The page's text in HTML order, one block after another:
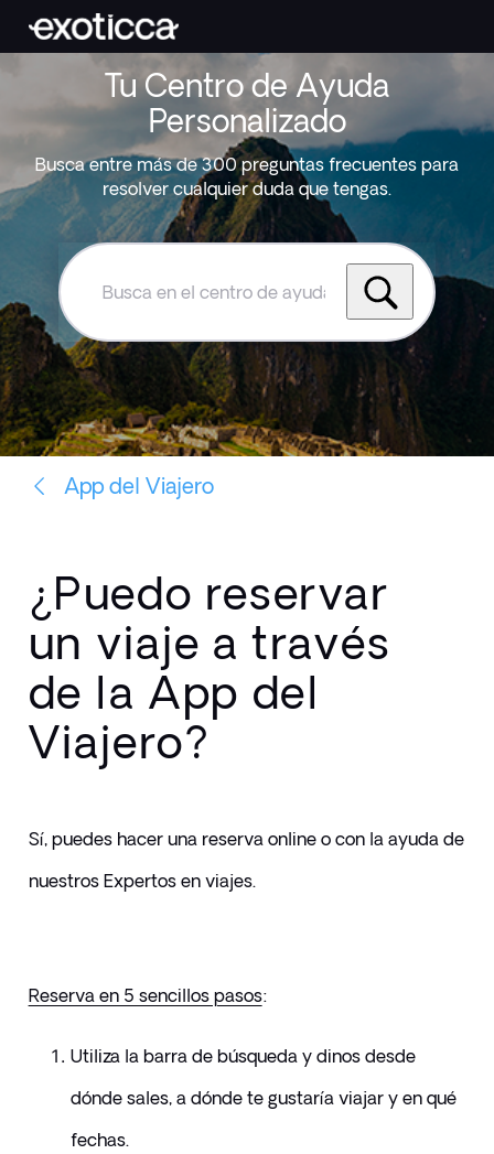
Tu Centro de Ayuda
Personalizado
Busca entre más de 300 preguntas frecuentes para
resolver cualquier duda que tengas.
Busca
el
centro
de
ayuda
de
Exoticca
App del Viajero
¿Puedo reservar
un viaje a través
de la App del
Viajero?
Sí, puedes hacer una reserva online o con la ayuda de
nuestros Expertos en viajes.
Reserva en 5 sencillos pasos:
Utiliza la barra de búsqueda y dinos desde
dónde sales, a dónde te gustaría viajar y en qué
fechas.